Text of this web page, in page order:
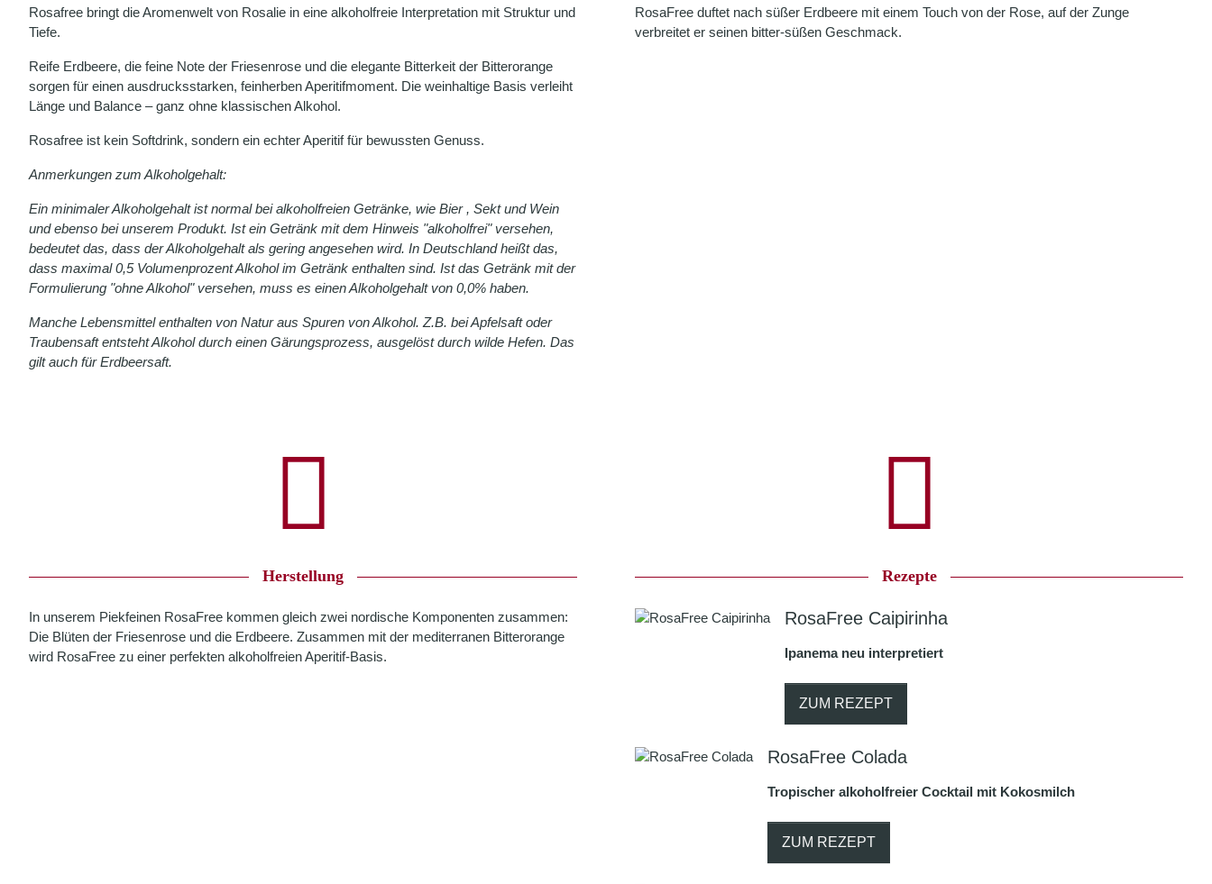
Rosafree bringt die Aromenwelt von Rosalie in eine alkoholfreie Interpretation mit Struktur und
Tiefe.
Reife Erdbeere, die feine Note der Friesenrose und die elegante Bitterkeit der Bitterorange
sorgen für einen ausdrucksstarken, feinherben Aperitifmoment. Die weinhaltige Basis verleiht
Länge und Balance – ganz ohne klassischen Alkohol.
Rosafree ist kein Softdrink, sondern ein echter Aperitif für bewussten Genuss.
Anmerkungen zum Alkoholgehalt:
Ein minimaler Alkoholgehalt ist normal bei alkoholfreien Getränke, wie Bier , Sekt und Wein
und ebenso bei unserem Produkt. Ist ein Getränk mit dem Hinweis "alkoholfrei" versehen,
bedeutet das, dass der Alkoholgehalt als gering angesehen wird. In Deutschland heißt das,
dass maximal 0,5 Volumenprozent Alkohol im Getränk enthalten sind. Ist das Getränk mit der
Formulierung "ohne Alkohol" versehen, muss es einen Alkoholgehalt von 0,0% haben.
Manche Lebensmittel enthalten von Natur aus Spuren von Alkohol. Z.B. bei Apfelsaft oder
Traubensaft entsteht Alkohol durch einen Gärungsprozess, ausgelöst durch wilde Hefen. Das
gilt auch für Erdbeersaft.
RosaFree duftet nach süßer Erdbeere mit einem Touch von der Rose, auf der Zunge
verbreitet er seinen bitter-süßen Geschmack.
Herstellung
In unserem Piekfeinen RosaFree kommen gleich zwei nordische Komponenten zusammen:
Die Blüten der Friesenrose und die Erdbeere. Zusammen mit der mediterranen Bitterorange
wird RosaFree zu einer perfekten alkoholfreien Aperitif-Basis.
Rezepte
RosaFree Caipirinha
Ipanema neu interpretiert
ZUM REZEPT
RosaFree Colada
Tropischer alkoholfreier Cocktail mit Kokosmilch
ZUM REZEPT